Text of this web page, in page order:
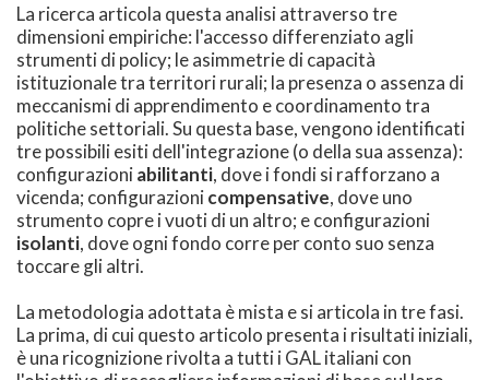
La ricerca articola questa analisi attraverso tre
dimensioni empiriche: l'accesso differenziato agli
strumenti di policy; le asimmetrie di capacità
istituzionale tra territori rurali; la presenza o assenza di
meccanismi di apprendimento e coordinamento tra
politiche settoriali. Su questa base, vengono identificati
tre possibili esiti dell'integrazione (o della sua assenza):
configurazioniabilitanti, dove i fondi si rafforzano a
vicenda; configurazionicompensative, dove uno
strumento copre i vuoti di un altro; e configurazioni
isolanti, dove ogni fondo corre per conto suo senza
toccare gli altri.
La metodologia adottata è mista e si articola in tre fasi.
La prima, di cui questo articolo presenta i risultati iniziali,
è una ricognizione rivolta a tutti i GAL italiani con